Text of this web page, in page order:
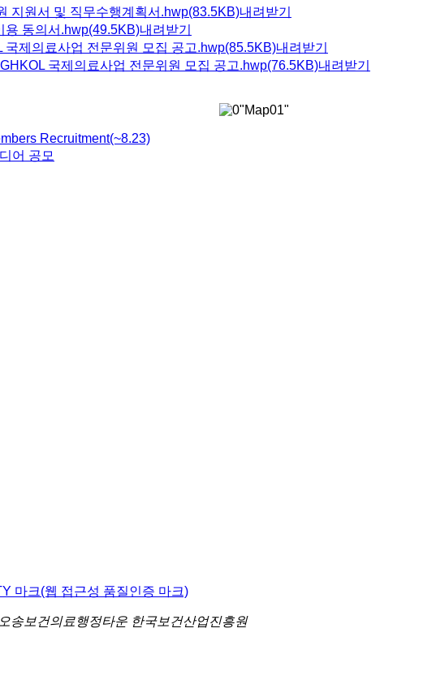
지원서 및 직무수행계획서.hwp(83.5KB)내려받기
용 동의서.hwp(49.5KB)내려받기
국제의료사업 전문위원 모집 공고.hwp(85.5KB)내려받기
국제의료사업 전문위원 모집 공고.hwp(76.5KB)내려받기
Recruitment(~8.23)
어 공모
송보건의료행정타운 한국보건산업진흥원